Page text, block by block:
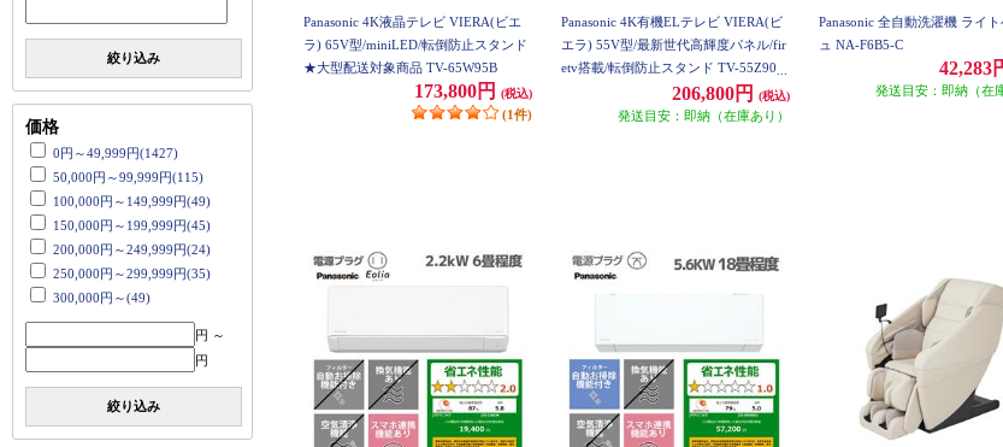
絞り込み
価格
0円～49,999円(1427)
50,000円～99,999円(115)
100,000円～149,999円(49)
150,000円～199,999円(45)
200,000円～249,999円(24)
250,000円～299,999円(35)
300,000円～(49)
円 ～
円
絞り込み
Panasonic 4K液晶テレビ VIERA(ビエ
ラ) 65V型/miniLED/転倒防止スタンド
★大型配送対象商品 TV-65W95B
173,800円 (税込)
(1件)
Panasonic 4K有機ELテレビ VIERA(ビ
エラ) 55V型/最新世代高輝度パネル/fir
etv搭載/転倒防止スタンド TV-55Z90B
206,800円 (税込)
発送目安：即納（在庫あり）
Panasonic 全自動洗濯機 ライ
ュ NA-F6B5-C
42,283
発送目安：即納（在